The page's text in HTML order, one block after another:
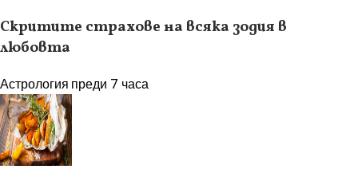
Скритите страхове на всяка зодия в
любовта
Астрология преди 7 часа